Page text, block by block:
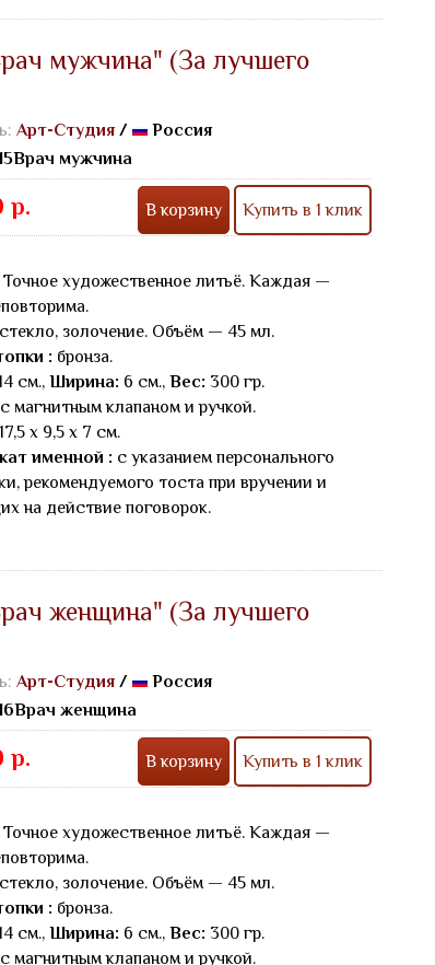
мужчина" (За лучшего
Арт-Студия/
Россия
мужчина
р. В корзину Купить в 1 клик
Точное художественное литьё. Каждая —
стекло, золочение. Объём — 45 мл.
: бронза.
см., Ширина: 6 см., Вес: 300 гр.
с магнитным клапаном и ручкой.
17,5 х 9,5 х 7 см.
именной : с указанием персонального
рекомендуемого тоста при вручении и
на действие поговорок.
женщина" (За лучшего
Арт-Студия/
Россия
женщина
р. В корзину Купить в 1 клик
Точное художественное литьё. Каждая —
стекло, золочение. Объём — 45 мл.
: бронза.
см., Ширина: 6 см., Вес: 300 гр.
с магнитным клапаном и ручкой.